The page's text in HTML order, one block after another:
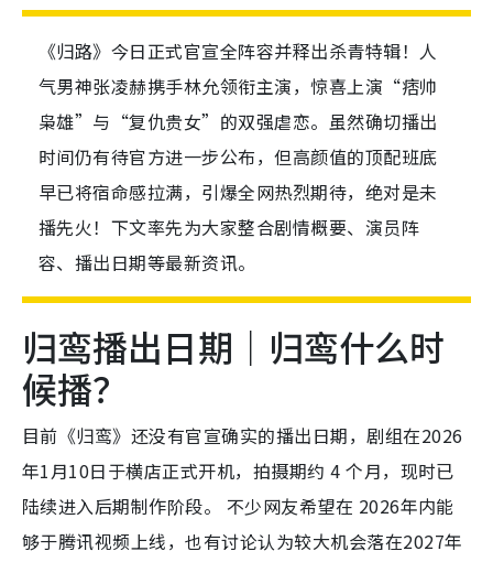
《归路》今日正式官宣全阵容并释出杀青特辑！人
气男神张凌赫携手林允领衔主演，惊喜上演“痞帅
枭雄”与“复仇贵女”的双强虐恋。虽然确切播出
时间仍有待官方进一步公布，但高颜值的顶配班底
早已将宿命感拉满，引爆全网热烈期待，绝对是未
播先火！下文率先为大家整合剧情概要、演员阵
容、播出日期等最新资讯。
归鸾播出日期｜归鸾什么时
候播？
目前《归鸾》还没有官宣确实的播出日期，剧组在2026
年1月10日于横店正式开机，拍摄期约 4 个月，现时已
陆续进入后期制作阶段。 不少网友希望在 2026年内能
够于腾讯视频上线，也有讨论认为较大机会落在2027年